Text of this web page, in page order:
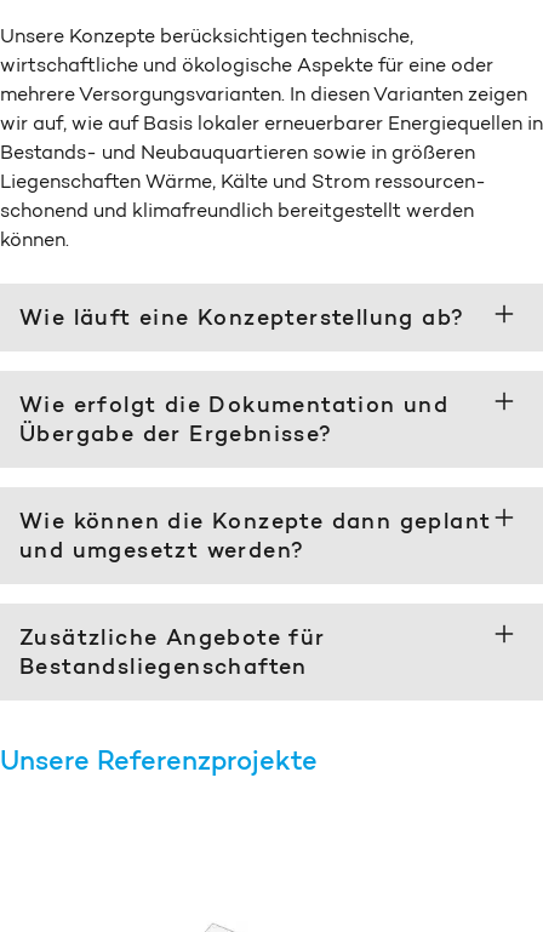
Unsere Konzepte berücksichtigen technische,
wirtschaftliche und ökologische Aspekte für eine oder
mehrere Versorgungs­­varianten. In diesen Varianten zeigen
wir auf, wie auf Basis lokaler erneuerbarer Energie­quellen in
Bestands- und Neubau­quartieren sowie in größeren
Liegen­schaften Wärme, Kälte und Strom ressourcen­
schonend und klima­­freundlich bereit­­gestellt werden
können.
Wie läuft eine Konzepterstellung ab?
Wie erfolgt die Dokumentation und
Übergabe der Ergebnisse?
Wie können die Konzepte dann geplant
und umgesetzt werden?
Zusätzliche Angebote für
Bestandsliegenschaften
Unsere Referenzprojekte